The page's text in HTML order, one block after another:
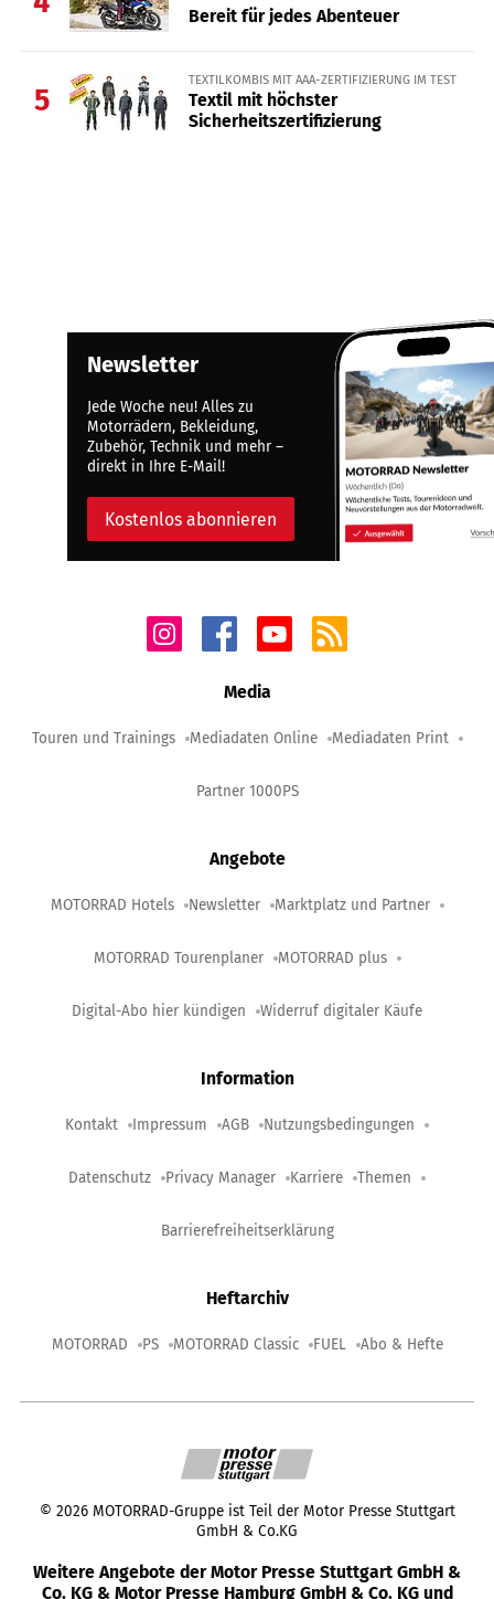
Bereit für jedes Abenteuer
5
TEXTILKOMBIS MIT AAA-ZERTIFIZIERUNG IM TEST
Textil mit höchster
Sicherheitszertifizierung
Newsletter
Jede Woche neu! Alles zu
Motorrädern, Bekleidung,
Zubehör, Technik und mehr –
direkt in Ihre E-Mail!
Kostenlos abonnieren
Media
Touren und Trainings Mediadaten Online Mediadaten Print
Partner 1000PS
Angebote
MOTORRAD Hotels Newsletter Marktplatz und Partner
MOTORRAD Tourenplaner MOTORRAD plus
Digital-Abo hier kündigen Widerruf digitaler Käufe
Information
Kontakt Impressum AGB Nutzungsbedingungen
Datenschutz Privacy Manager Karriere Themen
Barrierefreiheitserklärung
Heftarchiv
MOTORRAD PS MOTORRAD Classic FUEL Abo & Hefte
© 2026 MOTORRAD-Gruppe ist Teil der Motor Presse Stuttgart
GmbH & Co.KG
Weitere Angebote der Motor Presse Stuttgart GmbH &
Co. KG & Motor Presse Hamburg GmbH & Co. KG und